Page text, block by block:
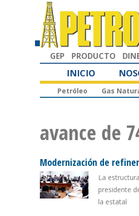
GEP PRODUCTO
INICIO
Petróleo Gas
avance de
Modernización de
La
presidente
la estatal